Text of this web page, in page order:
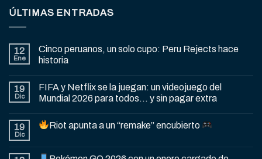
ÚLTIMAS ENTRADAS
12
Ene
Cinco peruanos, un solo cupo: Peru Rejects hace
historia
19
Dic
FIFA y Netflix se la juegan: un videojuego del
Mundial 2026 para todos… y sin pagar extra
19
Dic
Riot apunta a un “remake” encubierto